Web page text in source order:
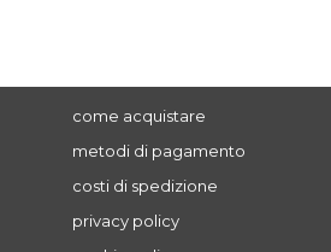
come acquistare
metodi di pagamento
costi di spedizione
privacy policy